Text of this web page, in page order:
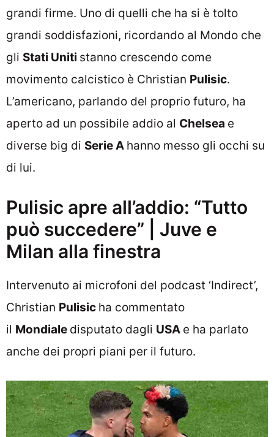
grandi firme. Uno di quelli che ha si è tolto
grandi soddisfazioni, ricordando al Mondo che
gli Stati Uniti stanno crescendo come
movimento calcistico è Christian Pulisic.
L’americano, parlando del proprio futuro, ha
aperto ad un possibile addio al Chelsea e
diverse big di Serie A hanno messo gli occhi su
di lui.
Pulisic apre all’addio: “Tutto
può succedere” | Juve e
Milan alla finestra
Intervenuto ai microfoni del podcast ‘Indirect’,
Christian Pulisic ha commentato
il Mondiale disputato dagli USA e ha parlato
anche dei propri piani per il futuro.